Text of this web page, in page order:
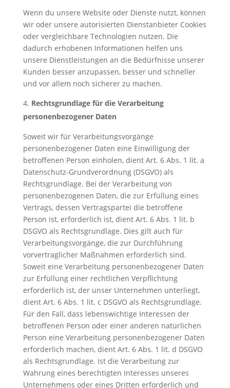
Wenn du unsere Website oder Dienste nutzt, können
wir oder unsere autorisierten Dienstanbieter Cookies
oder vergleichbare Technologien nutzen. Die
dadurch erhobenen Informationen helfen uns
unsere Dienstleistungen an die Bedürfnisse unserer
Kunden besser anzupassen, besser und schneller
und vor allem noch sicherer zu machen.
Rechtsgrundlage für die Verarbeitung
personenbezogener Daten
Soweit wir für Verarbeitungsvorgänge
personenbezogener Daten eine Einwilligung der
betroffenen Person einholen, dient Art. 6 Abs. 1 lit. a
Datenschutz-Grundverordnung (DSGVO) als
Rechtsgrundlage. Bei der Verarbeitung von
personenbezogenen Daten, die zur Erfüllung eines
Vertrags, dessen Vertragspartei die betroffene
Person ist, erforderlich ist, dient Art. 6 Abs. 1 lit. b
DSGVO als Rechtsgrundlage. Dies gilt auch für
Verarbeitungsvorgänge, die zur Durchführung
vorvertraglicher Maßnahmen erforderlich sind.
Soweit eine Verarbeitung personenbezogener Daten
zur Erfüllung einer rechtlichen Verpflichtung
erforderlich ist, der unser Unternehmen unterliegt,
dient Art. 6 Abs. 1 lit. c DSGVO als Rechtsgrundlage.
Für den Fall, dass lebenswichtige Interessen der
betroffenen Person oder einer anderen natürlichen
Person eine Verarbeitung personenbezogener Daten
erforderlich machen, dient Art. 6 Abs. 1 lit. d DSGVO
als Rechtsgrundlage. Ist die Verarbeitung zur
Wahrung eines berechtigten Interesses unseres
Unternehmens oder eines Dritten erforderlich und